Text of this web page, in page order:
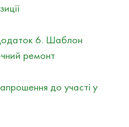
6. Шаблон
ремонт
до участі у